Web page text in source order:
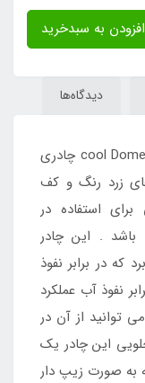
دیدگاه‌ها
چادر مسافرتی دو نفره بست وی مدل cool Dome2 چادری
زرد رنگ و کف
استفاده در
باشد . این چادر
که در برابر نفوذ
نفوذ آب عملکرد
توانید از آن در
این چادر یک
به صورت زیپ دار